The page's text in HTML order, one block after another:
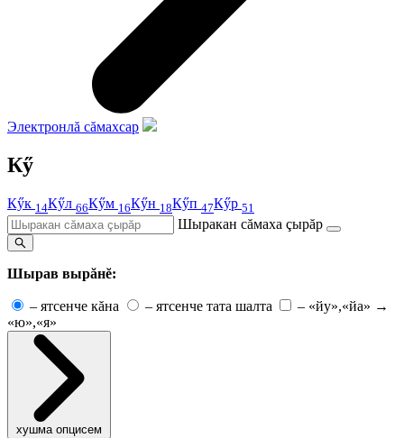
Электронлă сăмахсар
Кӳ
Кӳк 14Кӳл 66Кӳм 16Кӳн 18Кӳп 47Кӳр 51
Шыракан сăмаха çырăр
Шырав вырăнĕ:
– ятсенче кăна – ятсенче тата шалта – «йу»,«йа» →
«ю»,«я»
хушма опцисем